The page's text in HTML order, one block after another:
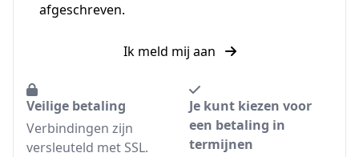
afgeschreven.
Ik meld mij aan
Veilige betaling
Verbindingen zijn
versleuteld met SSL.
Je kunt kiezen voor
een betaling in
termijnen